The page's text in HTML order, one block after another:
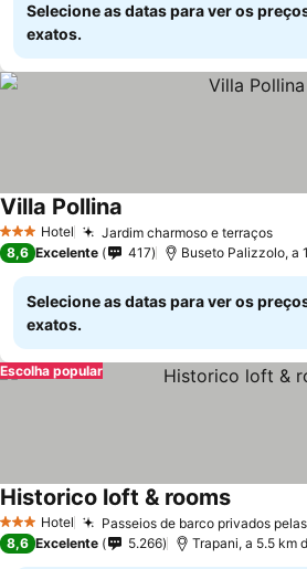
Selecione as datas para ver os
exatos.
3 EstrelasHotel Jardim charmoso e terraços
Villa Pollina
8,6 Excelente 417 Buseto Palizzolo, a
Selecione as datas para ver os
exatos.
Escolha popular
3 EstrelasHotel Passeios de barco privados
Historico loft & rooms
8,6 Excelente 5.266 Trapani, a 5.5 km